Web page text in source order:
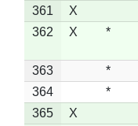
361
X
362
X *
363 *
364
*
365
X